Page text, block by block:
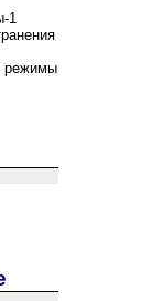
1
режимы